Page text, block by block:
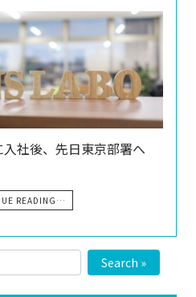
社後、先日東京部署へ
READING…
Search »